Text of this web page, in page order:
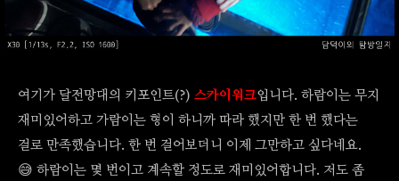
여기가 달전망대의 키포인트(?) 스카이워크입니다. 하람이는 무지
재미있어하고 가람이는 형이 하니까 따라 했지만 한 번 했다는
걸로 만족했습니다. 한 번 걸어보더니 이제 그만하고 싶다네요.
😅 하람이는 몇 번이고 계속할 정도로 재미있어합니다. 저도 좀